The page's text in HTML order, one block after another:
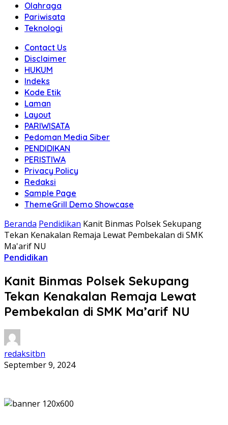
Olahraga
Pariwisata
Teknologi
Contact Us
Disclaimer
HUKUM
Indeks
Kode Etik
Laman
Layout
PARIWISATA
Pedoman Media Siber
PENDIDIKAN
PERISTIWA
Privacy Policy
Redaksi
Sample Page
ThemeGrill Demo Showcase
Beranda Pendidikan Kanit Binmas Polsek Sekupang
Tekan Kenakalan Remaja Lewat Pembekalan di SMK
Ma'arif NU
Pendidikan
Kanit Binmas Polsek Sekupang
Tekan Kenakalan Remaja Lewat
Pembekalan di SMK Ma’arif NU
redaksitbn
September 9, 2024